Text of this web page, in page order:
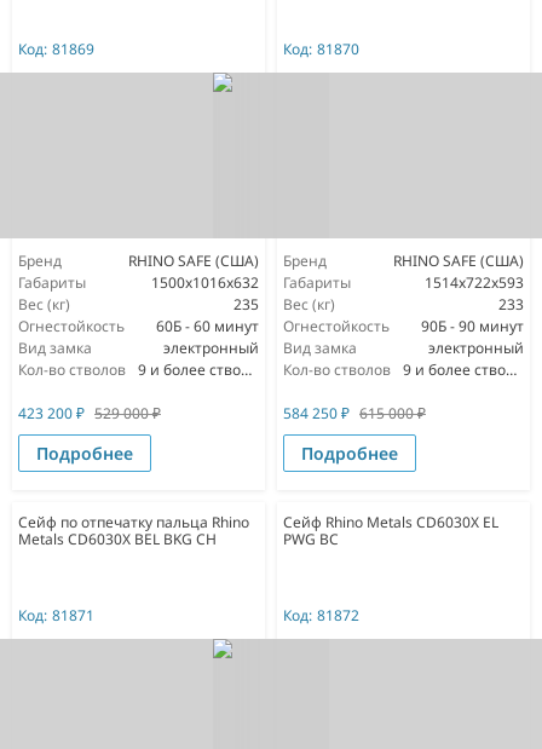
Код: 81869
Бренд
RHINO SAFE (США)
Габариты
1500х1016х632
Вес (кг)
235
Огнестойкость
60Б - 60 минут
Вид замка
электронный
Кол-во стволов
9 и более стволов
423 200₽ 529 000₽
Подробнее
Код: 81870
Бренд
RHINO SAFE (США)
Габариты
1514х722х593
Вес (кг)
233
Огнестойкость
90Б - 90 минут
Вид замка
электронный
Кол-во стволов
9 и более стволов
584 250₽ 615 000₽
Подробнее
Сейф по отпечатку пальца Rhino
Metals CD6030X BEL BKG CH
Код: 81871
Сейф Rhino Metals CD6030X EL
PWG BC
Код: 81872